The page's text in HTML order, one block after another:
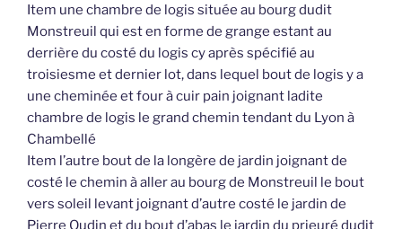
Item une chambre de logis située au bourg dudit
Monstreuil qui est en forme de grange estant au
derrière du costé du logis cy après spécifié au
troisiesme et dernier lot, dans lequel bout de logis y a
une cheminée et four à cuir pain joignant ladite
chambre de logis le grand chemin tendant du Lyon à
Chambellé
Item l’autre bout de la longère de jardin joignant de
costé le chemin à aller au bourg de Monstreuil le bout
vers soleil levant joignant d’autre costé le jardin de
Pierre Oudin et du bout d’abas le jardin du prieuré dudit